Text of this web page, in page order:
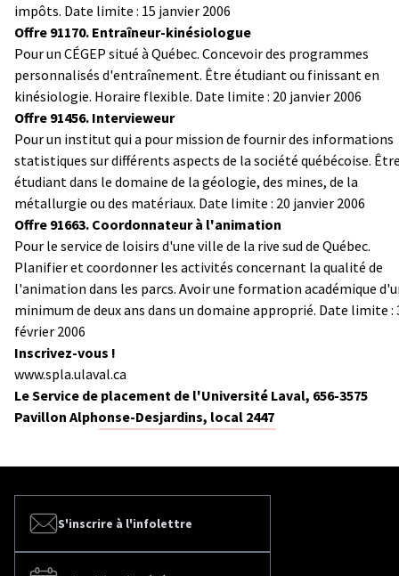
impôts. Date limite : 15 janvier 2006
Offre 91170. Entraîneur-kinésiologue
Pour un CÉGEP situé à Québec. Concevoir des programmes
personnalisés d'entraînement. Être étudiant ou finissant en
kinésiologie. Horaire flexible. Date limite : 20 janvier 2006
Offre 91456. Intervieweur
Pour un institut qui a pour mission de fournir des informations
statistiques sur différents aspects de la société québécoise.
étudiant dans le domaine de la géologie, des mines, de la
métallurgie ou des matériaux. Date limite : 20 janvier 2006
Offre 91663. Coordonnateur à l'animation
Pour le service de loisirs d'une ville de la rive sud de Québec.
Planifier et coordonner les activités concernant la qualité de
l'animation dans les parcs. Avoir une formation académique
minimum de deux ans dans un domaine approprié. Date limite :
février 2006
Inscrivez-vous !
www.spla.ulaval.ca
Le Service de placement de l'Université Laval, 656-3575
Pavillon Alphonse-Desjardins, local 2447
S'inscrire à l'infolettre